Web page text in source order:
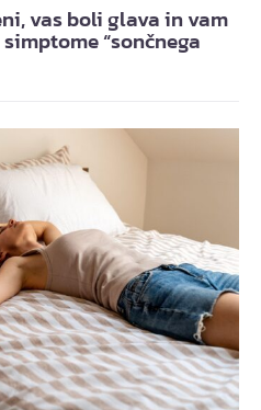
vas boli glava in vam
“sončnega